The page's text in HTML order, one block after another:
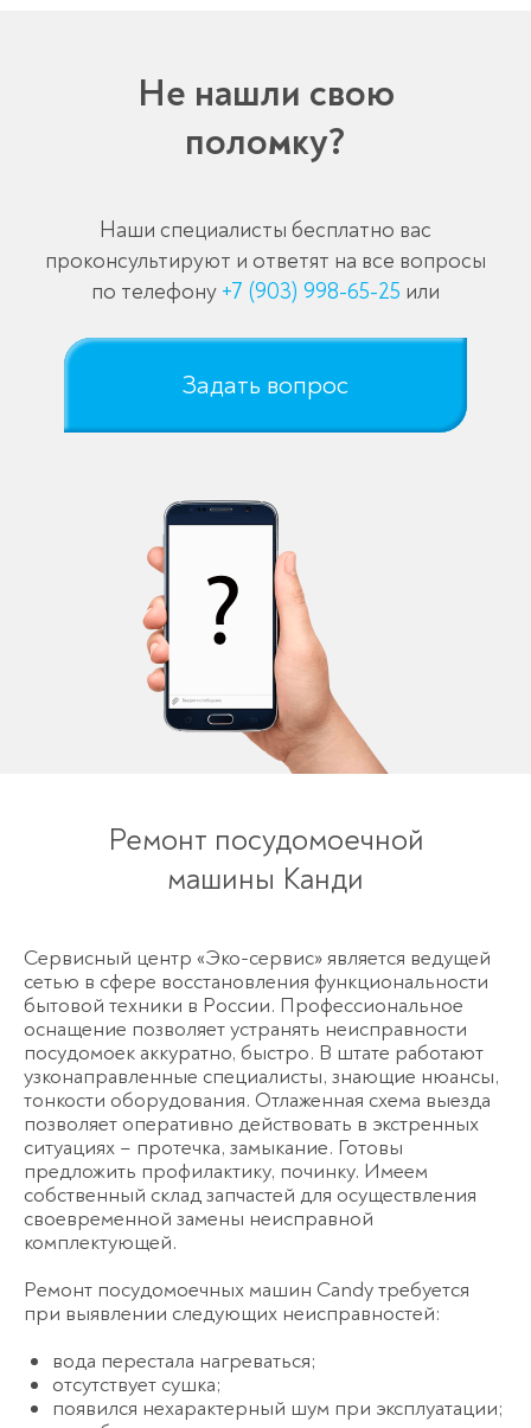
Не нашли свою
поломку?
Наши специалисты бесплатно вас
проконсультируют и ответят на все вопросы
по телефону +7 (903) 998-65-25 или
Задать вопрос
Ремонт посудомоечной
машины Канди
Сервисный центр «Эко-сервис» является ведущей
сетью в сфере восстановления функциональности
бытовой техники в России. Профессиональное
оснащение позволяет устранять неисправности
посудомоек аккуратно, быстро. В штате работают
узконаправленные специалисты, знающие нюансы,
тонкости оборудования. Отлаженная схема выезда
позволяет оперативно действовать в экстренных
ситуациях – протечка, замыкание. Готовы
предложить профилактику, починку. Имеем
собственный склад запчастей для осуществления
своевременной замены неисправной
комплектующей.
Ремонт посудомоечных машин Candy требуется
при выявлении следующих неисправностей:
вода перестала нагреваться;
отсутствует сушка;
появился нехарактерный шум при эксплуатации;